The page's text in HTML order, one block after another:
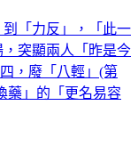
「力反」，「此一
突顯兩人「昨是今
，廢「八輕」(第
藥」的「更名易容